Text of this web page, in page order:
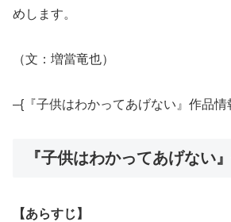
めします。
（文：増當竜也）
–{『子供はわかってあげない』作品情
『子供はわかってあげない
【あらすじ】